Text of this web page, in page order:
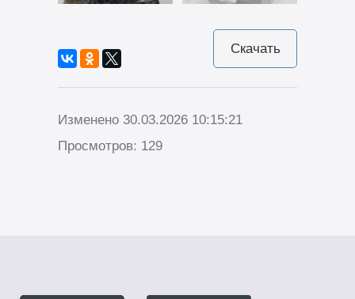
Скачать
Изменено 30.03.2026 10:15:21
Просмотров: 129